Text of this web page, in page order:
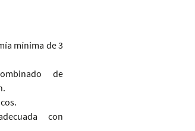
mínima de 3
de
con